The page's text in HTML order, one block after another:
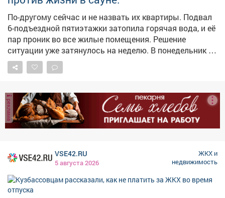
1,3,5; пр.50 лет Комсомола 1,2,4,5; ул.Юдина 2,4;
ул.Кузнецкая 3; д/сад № 21; 40...
По-другому сейчас и не назвать их квартиры. Подвал
6-подъездной пятиэтажки затопила горячая вода, и её
пар проник во все жилые помещения. Решение
ситуации уже затянулось на неделю. В понедельник на
месте побывала наша съёмочная группа, выслушала
беспокойства жителей, а во вторник мы туда
выездном совещании жилищников и
коммунальщиков. #новости10канала
реклама
VSE42.RU
5 августа 2026
ЖКХ и
недвижимость